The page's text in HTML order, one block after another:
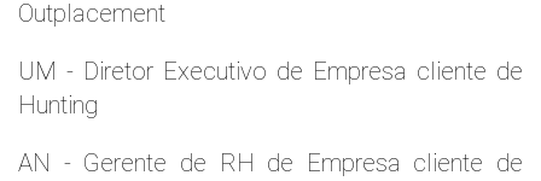
Outplacement
UM - Diretor Executivo de Empresa cliente de
Hunting
AN - Gerente de RH de Empresa cliente de